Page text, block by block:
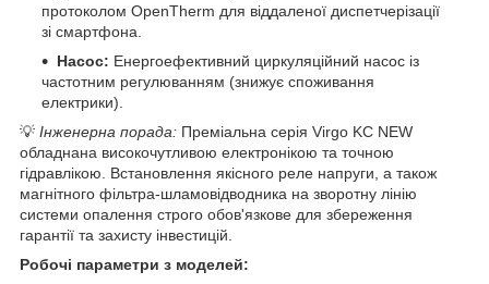
протоколом OpenTherm для віддаленої диспетчерізації
зі смартфона.
Насос: Енергоефективний циркуляційний насос із
частотним регулюванням (знижує споживання
електрики).
💡 Інженерна порада: Преміальна серія Virgo KC NEW
обладнана високочутливою електронікою та точною
гідравлікою. Встановлення якісного реле напруги, а також
магнітного фільтра-шламовідводника на зворотну лінію
системи опалення строго обов'язкове для збереження
гарантії та захисту інвестицій.
Робочі параметри з моделей: